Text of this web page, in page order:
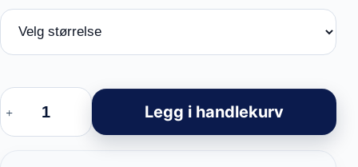
Racingline
Volkswagen
Legg i handlekurv